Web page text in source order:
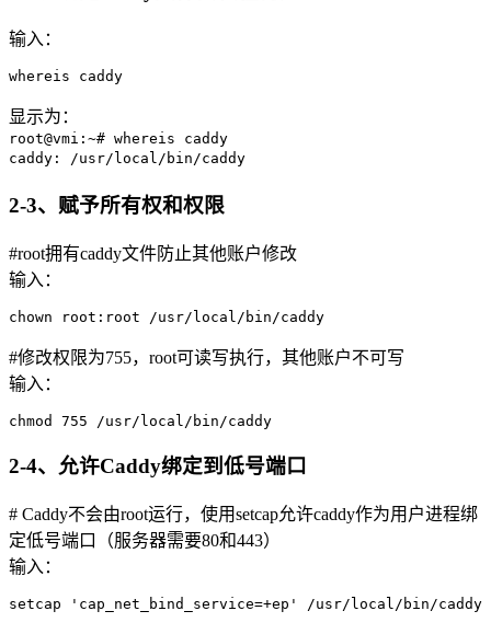
输入：
whereis caddy
显示为：
root@vmi:~# whereis caddy
caddy: /usr/local/bin/caddy
2-3、赋予所有权和权限
#root拥有caddy文件防止其他账户修改
输入：
chown root:root /usr/local/bin/caddy
#修改权限为755，root可读写执行，其他账户不可写
输入：
chmod 755 /usr/local/bin/caddy
2-4、允许Caddy绑定到低号端口
# Caddy不会由root运行，使用setcap允许caddy作为用户进程绑
定低号端口（服务器需要80和443）
输入：
setcap 'cap_net_bind_service=+ep' /usr/local/bin/caddy